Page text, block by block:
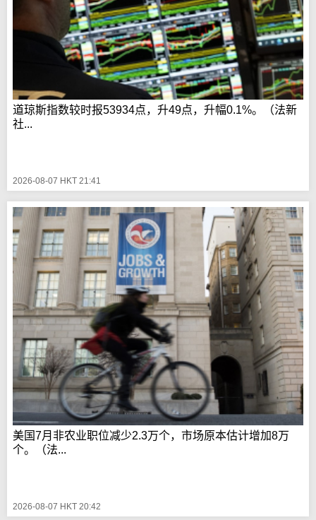
道琼斯指数较时报53934点，升49点，升幅0.1%。（法新
社...
2026-08-07 HKT 21:41
美国7月非农业职位减少2.3万个，市场原本估计增加8万
个。（法...
2026-08-07 HKT 20:42